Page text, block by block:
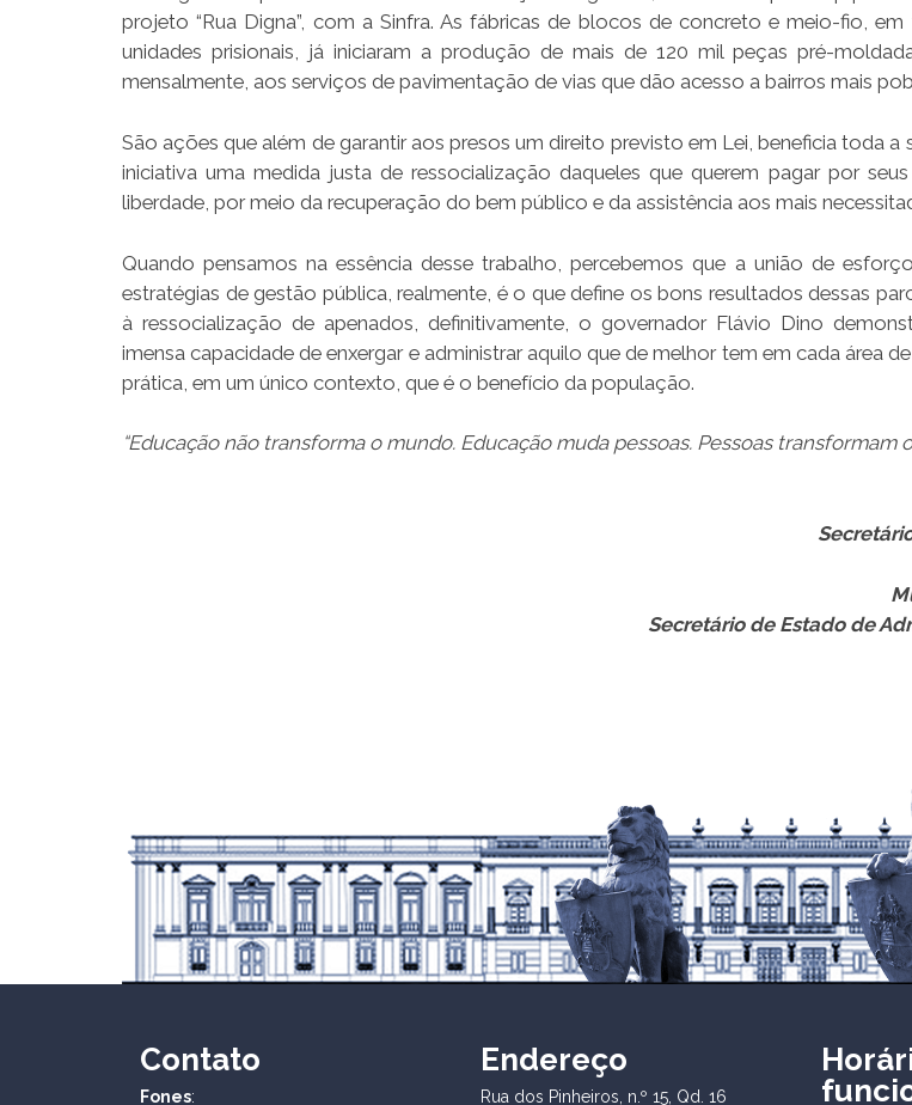
projeto “Rua Digna”, com a Sinfra. As fábricas de blocos de concreto e meio-fio,
unidades prisionais, já iniciaram a produção de mais de 120 mil peças pré-
mensalmente, aos serviços de pavimentação de vias que dão acesso a bairros mais
São ações que além de garantir aos presos um direito previsto em Lei, beneficia toda a
iniciativa uma medida justa de ressocialização daqueles que querem pagar por
liberdade, por meio da recuperação do bem público e da assistência aos mais
Quando pensamos na essência desse trabalho, percebemos que a união de
estratégias de gestão pública, realmente, é o que define os bons resultados dessas
à ressocialização de apenados, definitivamente, o governador Flávio Dino
imensa capacidade de enxergar e administrar aquilo que de melhor tem em cada área
prática, em um único contexto, que é o benefício da população.
“Educação não transforma o mundo. Educação muda pessoas. Pessoas transformam
Secretário de Estado de
Contato
Fones:
Endereço
Rua dos Pinheiros, n.º 15, Qd. 16